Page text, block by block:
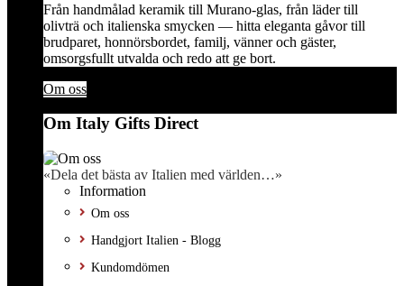
Från handmålad keramik till Murano-glas, från läder till
olivträ och italienska smycken — hitta eleganta gåvor till
brudparet, honnörsbordet, familj, vänner och gäster,
omsorgsfullt utvalda och redo att ge bort.
Om oss
Om Italy Gifts Direct
«Dela det bästa av Italien med världen…»
Information
Om oss
Handgjort Italien - Blogg
Kundomdömen